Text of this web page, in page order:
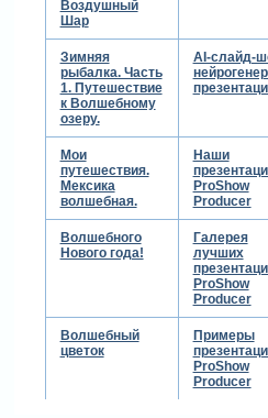
Воздушный
Шар
Зимняя
рыбалка. Часть
1. Путешествие
к Волшебному
озеру.
AI-слайд-
Мои
путешествия.
Мексика
волшебная.
Наши
ProShow
Producer
Волшебного
Нового года!
Галерея
лучших
ProShow
Producer
Волшебный
цветок
Примеры
ProShow
Producer